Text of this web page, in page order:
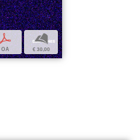
OA
b
€ 30,00